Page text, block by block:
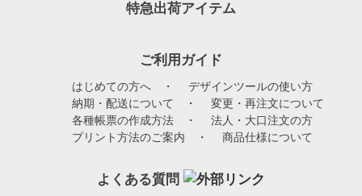
特急出荷アイテム
ご利用ガイド
はじめての方へ ・ デザインツールの使い方
納期・配送について
・ 変更・再注文について
各種帳票の作成方法 ・ 法人・大口注文の方
プリント方法のご案内 ・ 商品仕様について
よくある質問